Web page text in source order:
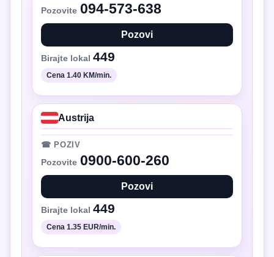
Pozovite 094-573-638
Pozovi
Birajte lokal 449
Cena 1.40 KM/min.
Austrija
☎ POZIV
Pozovite 0900-600-260
Pozovi
Birajte lokal 449
Cena 1.35 EUR/min.